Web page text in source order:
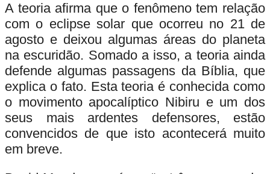
A teoria afirma que o fenômeno tem relação
com o eclipse solar que ocorreu no 21 de
agosto e deixou algumas áreas do planeta
na escuridão. Somado a isso, a teoria ainda
defende algumas passagens da Bíblia, que
explica o fato. Esta teoria é conhecida como
o movimento apocalíptico Nibiru e um dos
seus mais ardentes defensores, estão
convencidos de que isto acontecerá muito
em breve.